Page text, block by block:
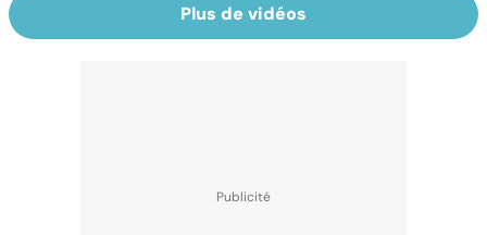
Plus de vidéos